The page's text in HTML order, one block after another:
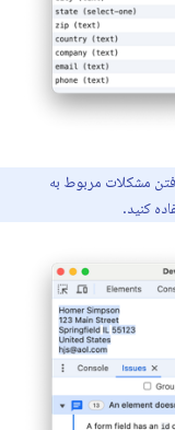
مشکلات مربوط به
کنید.